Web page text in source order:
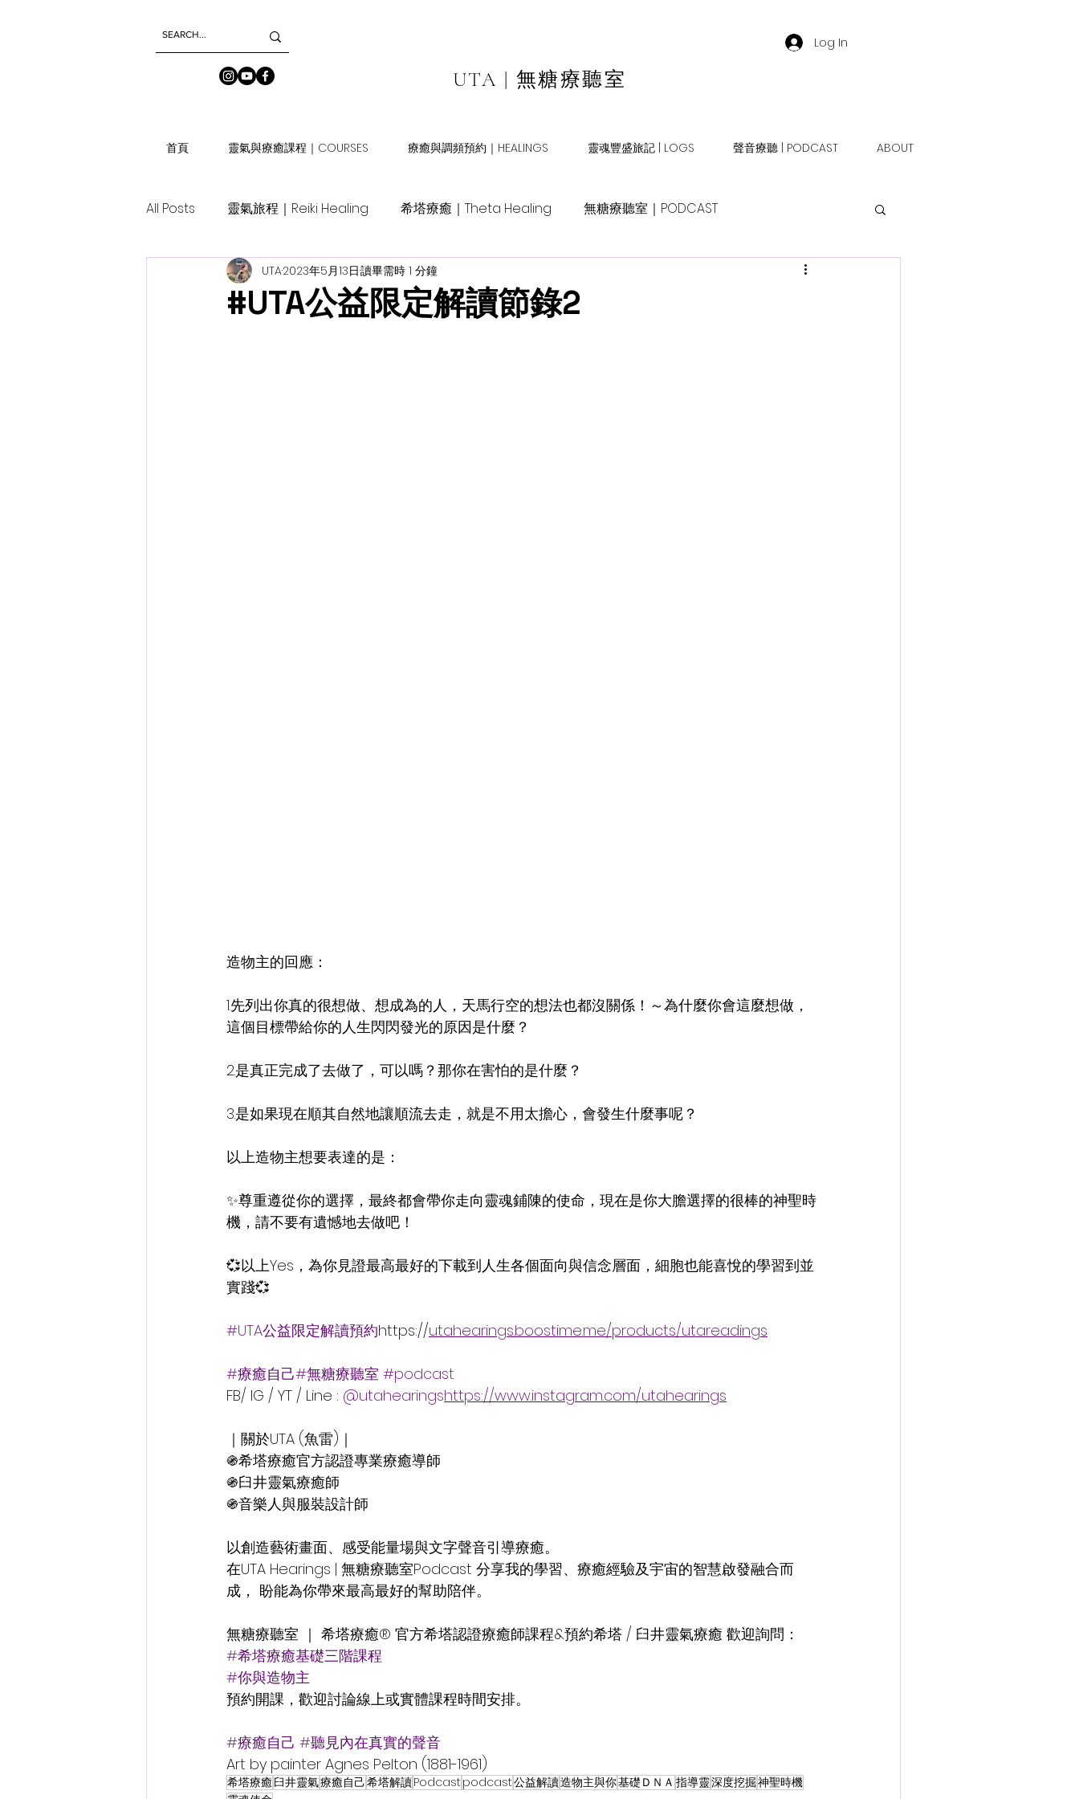
Log In
UTA | 無糖療聽室
首頁 靈氣與療癒課程｜COURSES 療癒與調頻預約｜HEALINGS 靈魂豐盛旅記 | LOGS 聲音療聽 | PODCAST ABOUT
All Posts 靈氣旅程｜Reiki Healing 希塔療癒｜Theta Healing 無糖療聽室｜PODCAST
#UTA公益限定解讀節錄2
UTA2023年5月13日讀畢需時 1 分鐘
造物主的回應：
1.先列出你真的很想做、想成為的人，天馬行空的想法也都沒關係！～為什麼你會這麼想做，
這個目標帶給你的人生閃閃發光的原因是什麼？
2.是真正完成了去做了，可以嗎？那你在害怕的是什麼？
3.是如果現在順其自然地讓順流去走，就是不用太擔心，會發生什麼事呢？
以上造物主想要表達的是：
✨尊重遵從你的選擇，最終都會帶你走向靈魂鋪陳的使命，現在是你大膽選擇的很棒的神聖時
機，請不要有遺憾地去做吧！
💞以上Yes，為你見證最高最好的下載到人生各個面向與信念層面，細胞也能喜悅的學習到並
實踐💞
#UTA公益限定解讀預約https://utahearings.boostime.me/products/utareadings
#療癒自己#無糖療聽室 #podcast
FB/ IG / YT / Line : @utahearingshttps://www.instagram.com/utahearings
｜關於UTA (魚雷)｜
֍希塔療癒官方認證專業療癒導師
֍臼井靈氣療癒師
֍音樂人與服裝設計師
以創造藝術畫面、感受能量場與文字聲音引導療癒。
在UTA Hearings | 無糖療聽室Podcast 分享我的學習、療癒經驗及宇宙的智慧啟發融合而
成， 盼能為你帶來最高最好的幫助陪伴。
無糖療聽室 ｜ 希塔療癒® 官方希塔認證療癒師課程&預約希塔 / 臼井靈氣療癒 歡迎詢問：
#希塔療癒基礎三階課程
#你與造物主
預約開課，歡迎討論線上或實體課程時間安排。
#療癒自己 #聽見內在真實的聲音
Art by painter Agnes Pelton (1881-1961)
希塔療癒 臼井靈氣療癒自己希塔解讀Podcast podcast公益解讀造物主與你基礎ＤＮＡ 指導靈深度挖掘神聖時機